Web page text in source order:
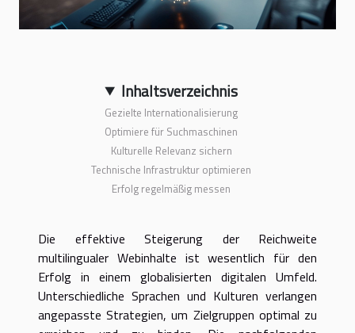
Inhaltsverzeichnis
Gezielte Internationalisierung
Optimiere für Suchmaschinen
Kulturelle Relevanz sichern
Technische Infrastruktur optimieren
Erfolg regelmäßig messen
Die effektive Steigerung der Reichweite
multilingualer Webinhalte ist wesentlich für den
Erfolg in einem globalisierten digitalen Umfeld.
Unterschiedliche Sprachen und Kulturen verlangen
angepasste Strategien, um Zielgruppen optimal zu